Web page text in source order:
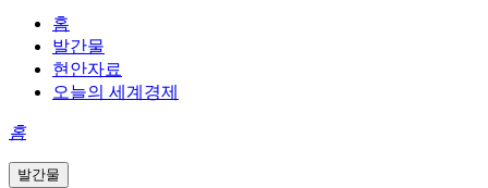
홈
발간물
현안자료
오늘의 세계경제
홈
발간물